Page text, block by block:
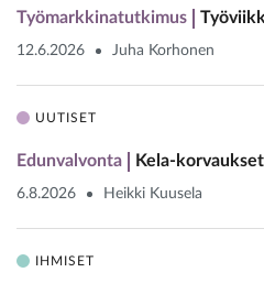
Työmarkkinatutkimus
12.6.2026 Juha Korhonen
UUTISET
Edunvalvonta Kela-
6.8.2026 Heikki Kuusela
IHMISET